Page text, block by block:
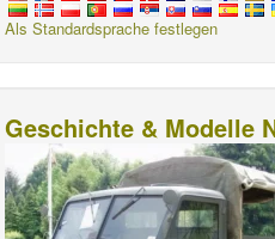
Als Standardsprache festlegen
Geschichte & Modelle